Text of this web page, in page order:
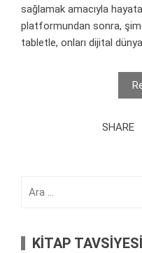
sağlamak amacıyla
platformundan sonra,
tabletle, onları dijital
SHARE
KİTAP TAVSİYESİ